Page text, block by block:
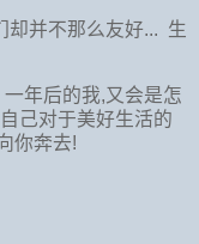
却并不那么友好... 生
年后的我,又会是怎
己对于美好生活的
你奔去!